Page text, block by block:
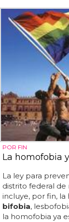
POR FIN
La homofobia
La ley para
distrito federal de
incluye, por fin, la
bifobia,
la homofobia ya